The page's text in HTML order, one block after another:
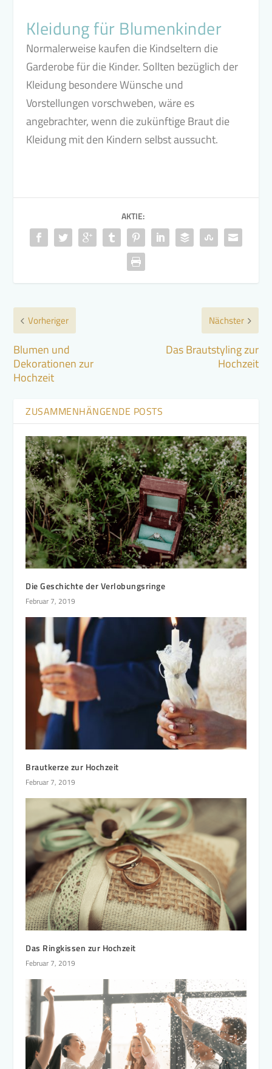
Kleidung für Blumenkinder
Normalerweise kaufen die Kindseltern die
Garderobe für die Kinder. Sollten bezüglich der
Kleidung besondere Wünsche und
Vorstellungen vorschweben, wäre es
angebrachter, wenn die zukünftige Braut die
Kleidung mit den Kindern selbst aussucht.
AKTIE:
Vorheriger
Blumen und
Dekorationen zur
Hochzeit
Nächster
Das Brautstyling zur
Hochzeit
ZUSAMMENHÄNGENDE POSTS
Die Geschichte der Verlobungsringe
Februar 7, 2019
Brautkerze zur Hochzeit
Februar 7, 2019
Das Ringkissen zur Hochzeit
Februar 7, 2019